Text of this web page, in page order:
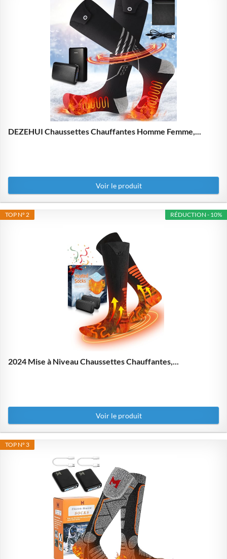
DEZEHUI Chaussettes Chauffantes Homme Femme,...
Voir le produit
RÉDUCTION - 10%
TOP N° 2
2024 Mise à Niveau Chaussettes Chauffantes,...
Voir le produit
TOP N° 3